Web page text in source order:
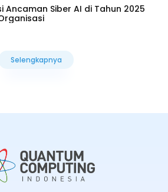
Ancaman Siber AI di Tahun 2025
Selengkapnya